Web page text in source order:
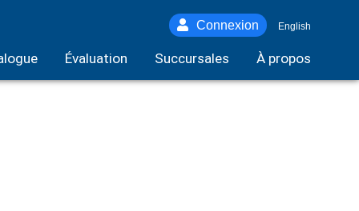
Connexion English
Évaluation Succursales À propos